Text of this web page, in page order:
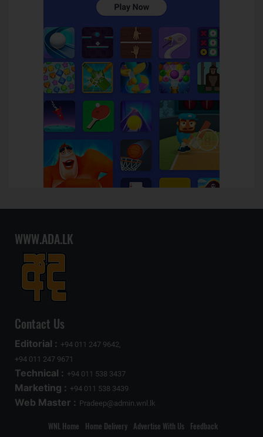
WWW.ADA.LK
Contact Us
Editorial : +94 011 247 9642,
+94 011 247 9671
Technical : +94 011 538 3437
Marketing : +94 011 538 3439
Web Master : Pradeep@admin.wnl.lk
WNL Home Home Delivery Advertise With Us Feedback